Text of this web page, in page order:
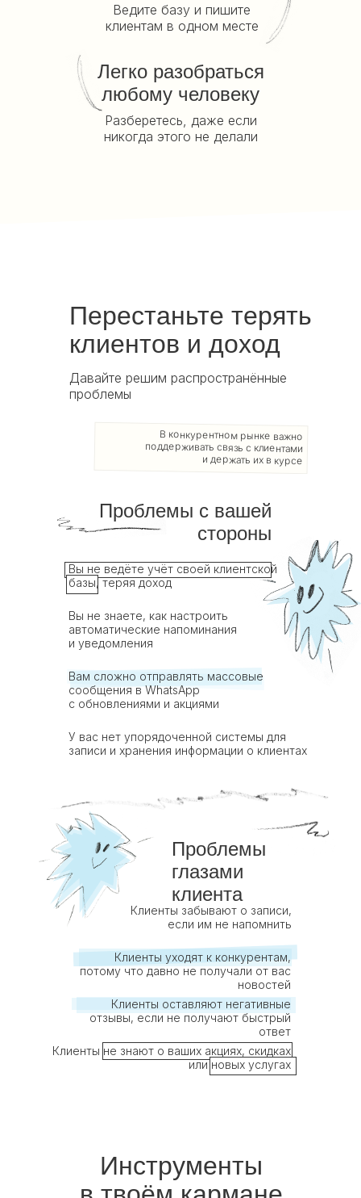
Легко разобраться
любому человеку
Разберетесь, даже если
никогда этого не делали
Ведите базу и пишите
клиентам в одном месте
В конкурентном рынке важно
поддерживать связь с клиентами
и держать их в курсе
Перестаньте терять
клиентов и доход
Давайте решим распространённые
проблемы
Проблемы с вашей
стороны
Вы не ведёте учёт своей клиентской
базы, теряя доход
Вы не знаете, как настроить
автоматические напоминания
и уведомления
Вам сложно отправлять массовые
сообщения в WhatsApp
с обновлениями и акциями
У вас нет упорядоченной системы для
записи и хранения информации о клиентах
Проблемы
глазами
клиента
Клиенты забывают о записи,
если им не напомнить
Клиенты уходят к конкурентам,
потому что давно не получали от вас
новостей
Клиенты оставляют негативные
отзывы, если не получают быстрый
ответ
Клиенты не знают о ваших акциях, скидках
или новых услугах
Инструменты